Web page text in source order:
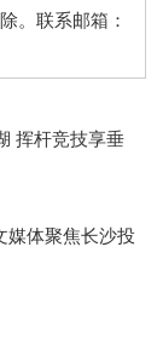
。联系邮箱：
挥杆竞技享垂
媒体聚焦长沙投